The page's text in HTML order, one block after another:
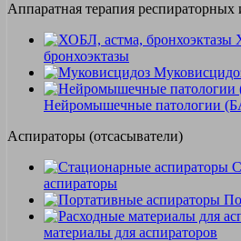
Аппаратная терапия
бронхоэктазы
Нейромышечные патологии
Аспираторы (отсасыватели)
аспираторы
материалы для аспираторов